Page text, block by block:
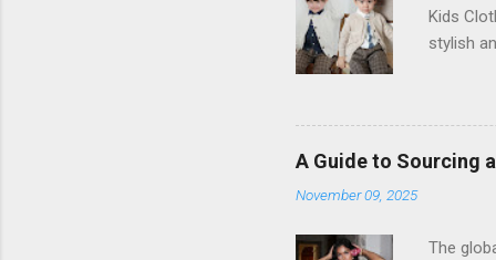
Kids
stylish
search
realm of
has
to
A Guide to Sourcing
November 09, 2025
The